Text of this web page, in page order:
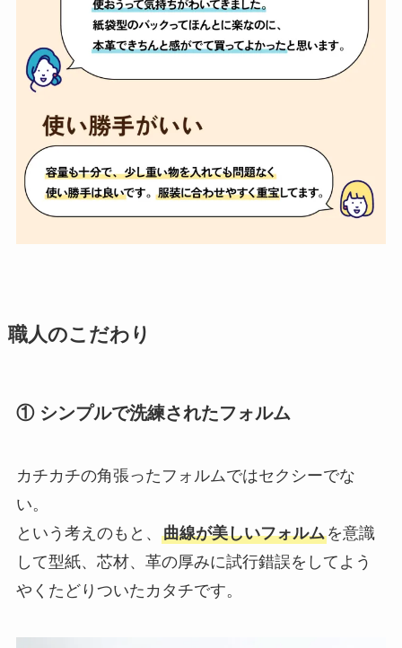
職人のこだわり
① シンプルで洗練されたフォルム
カチカチの角張ったフォルムではセクシーでな
い。
という考えのもと、 曲線が美しいフォルムを意識
して型紙、芯材、革の厚みに試行錯誤をしてよう
やくたどりついたカタチです。